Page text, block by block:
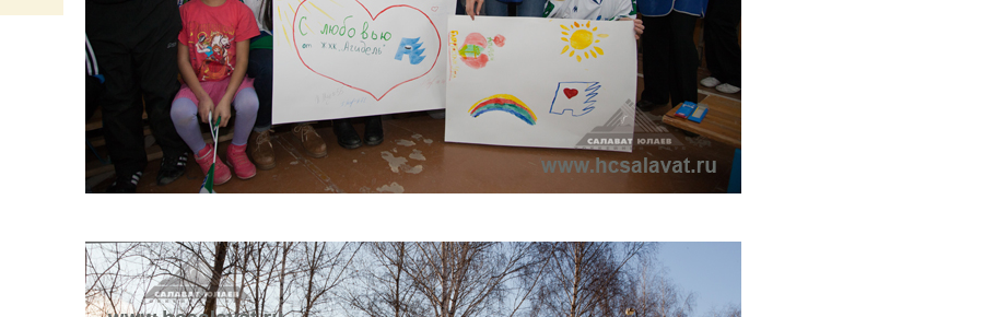
РЕСПУБЛИКИ ПО БОРЬБЕ НА ПОЯСАХ
ЗАУРАЛЬСКИМ КИКБОКСЕРАМ.
ЗИЛАИРСКИЕ СПОРТСМЕНЫ ПОЛУЧИЛИ
ВОЗМОЖНОСТЬ РАЗВИВАТЬ
УГАСАЮЩИЙ В РАЙОНЕ ВИД СПОРТА
НАЧИНАЕТСЯ МАТЧ ЗА ЗВАНИЕ
ЧЕМПИОНА МИРА ПО
МЕЖДУНАРОДНЫМ ШАШКАМ WOMEN’S
WORLD TITLE MATCH 2015